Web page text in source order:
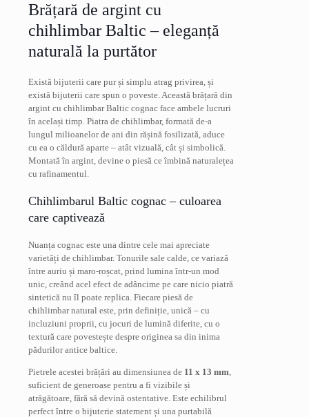
Brățară de argint cu
chihlimbar Baltic – eleganță
naturală la purtător
Există bijuterii care pur și simplu atrag privirea, și
există bijuterii care spun o poveste. Această brățară din
argint cu chihlimbar Baltic cognac face ambele lucruri
în același timp. Piatra de chihlimbar, formată de-a
lungul milioanelor de ani din rășină fosilizată, aduce
cu ea o căldură aparte – atât vizuală, cât și simbolică.
Montată în argint, devine o piesă ce îmbină naturalețea
cu rafinamentul.
Chihlimbarul Baltic cognac – culoarea
care captivează
Nuanța cognac este una dintre cele mai apreciate
varietăți de chihlimbar. Tonurile sale calde, ce variază
între auriu și maro-roșcat, prind lumina într-un mod
unic, creând acel efect de adâncime pe care nicio piatră
sintetică nu îl poate replica. Fiecare piesă de
chihlimbar natural este, prin definiție, unică – cu
incluziuni proprii, cu jocuri de lumină diferite, cu o
textură care povestește despre originea sa din inima
pădurilor antice baltice.
Pietrele acestei brățări au dimensiunea de 11 x 13 mm,
suficient de generoase pentru a fi vizibile și
atrăgătoare, fără să devină ostentative. Este echilibrul
perfect între o bijuterie statement și una purtabilă